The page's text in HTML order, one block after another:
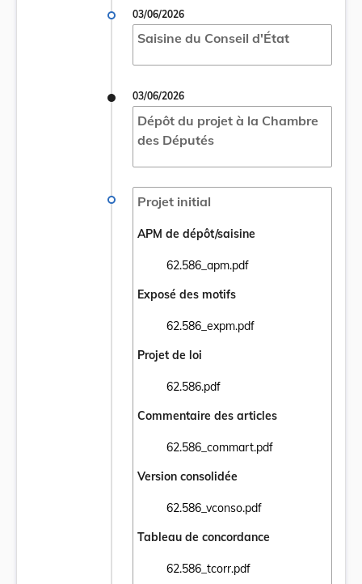
03/06/2026
Saisine du Conseil d'État
03/06/2026
Dépôt du projet à la Chambre
des Députés
Projet initial
APM de dépôt/saisine
62.586_apm.pdf
Ouvrir le document 62.586_apm.pdf dans
Exposé des motifs
62.586_expm.pdf
Ouvrir le document 62.586_expm.pdf
Projet de loi
62.586.pdf
Ouvrir le document 62.586.pdf dans un
Commentaire des articles
62.586_commart.pdf
Ouvrir le document 62.586_commart.pdf
Version consolidée
62.586_vconso.pdf
Ouvrir le document 62.586_vconso.pdf
Tableau de concordance
62.586_tcorr.pdf
Ouvrir le document 62.586_tcorr.pdf dans